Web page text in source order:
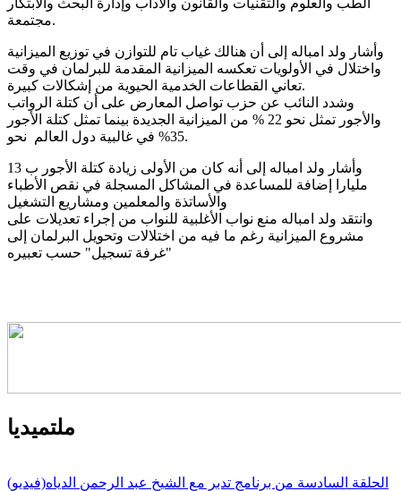
الطب والعلوم والتقنيات والقانون والآداب وإدارة البحث والابتكار
مجتمعة.
وأشار ولد امباله إلى أن هنالك غياب تام للتوازن في توزيع الميزانية
واختلال في الأولويات تعكسه الميزانية المقدمة للبرلمان في وقت
تعاني القطاعات الخدمية الحيوية من إشكالات كبيرة.
وشدد النائب عن حزب تواصل المعارض على أن كتلة الرواتب
والأجور تمثل نحو 22 % من الميزانية الجديدة بينما تمثل كتلة الأجور
في غالبية دول العالم نحو ‎%‎35‎.
وأشار ولد امباله إلى أنه كان من الأولى زيادة كتلة الأجور ب 13
مليارا إضافة للمساعدة في المشاكل المسجلة في نقص الأطباء
والأساتذة والمعلمين ومشاريع التشغيل
وانتقد ولد امباله منع نواب الأغلبية للنواب من إجراء تعديلات على
مشروع الميزانية رغم ما فيه من اختلالات وتحويل البرلمان إلى
"غرفة تسجيل" حسب تعبيره
ملتميديا
الحلقة السادسة من برنامج تدبر مع الشيخ عبد الرحمن الدياه(فيديو)